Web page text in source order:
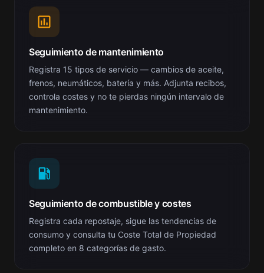
Seguimiento de mantenimiento
Registra 15 tipos de servicio — cambios de aceite,
frenos, neumáticos, batería y más. Adjunta recibos,
controla costes y no te pierdas ningún intervalo de
mantenimiento.
Seguimiento de combustible y costes
Registra cada repostaje, sigue las tendencias de
consumo y consulta tu Coste Total de Propiedad
completo en 8 categorías de gasto.